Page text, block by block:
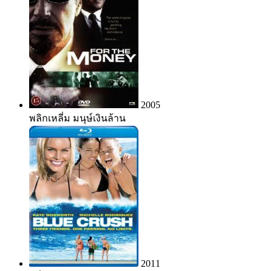
2005
พลิกเหลี่ม มนุษ์เงินล้าน
2011